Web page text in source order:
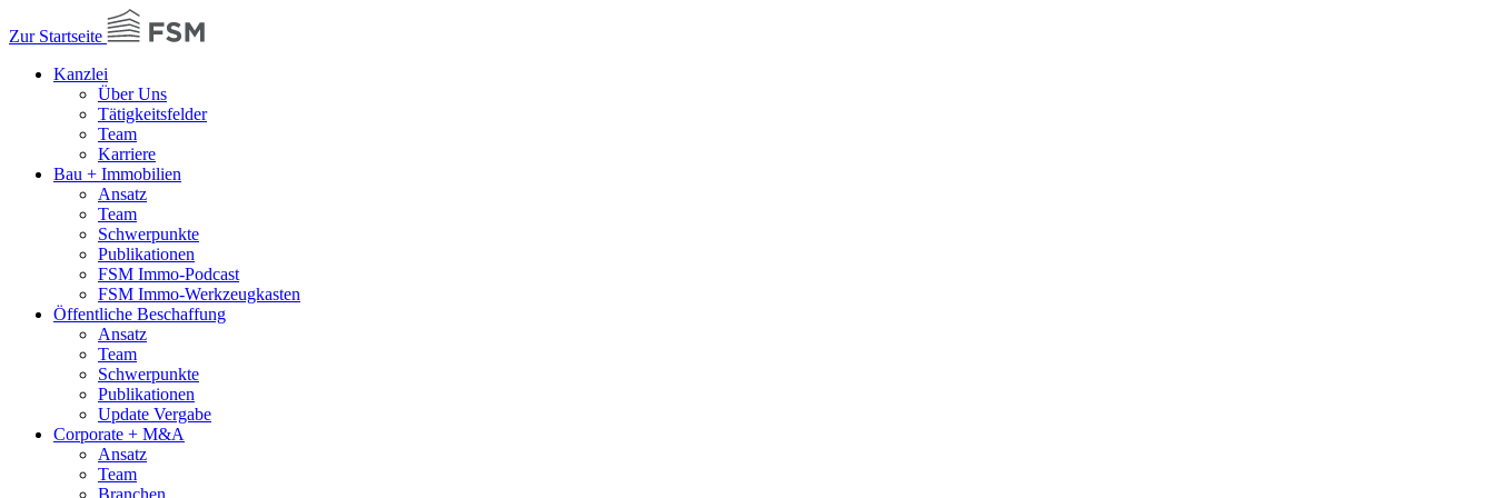
Zur Startseite
Kanzlei
Über Uns
Tätigkeitsfelder
Team
Karriere
Bau + Immobilien
Ansatz
Team
Schwerpunkte
Publikationen
FSM Immo-Podcast
FSM Immo-Werkzeugkasten
Öffentliche Beschaffung
Ansatz
Team
Schwerpunkte
Publikationen
Update Vergabe
Corporate + M&A
Ansatz
Team
Branchen